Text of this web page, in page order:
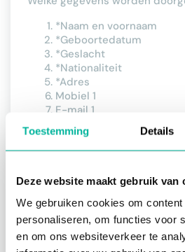
Toestemming Details
Deze website maakt gebruik van
We gebruiken cookies om
personaliseren, om functies voor
en om ons websiteverkeer te
*Naam en voornaam
*Geboortedatum
*Geslacht
*Nationaliteit
*Adres
Mobiel 1
E-mail 1
Telefoon
Rugnummer
Leden aansluiten bij de
2.